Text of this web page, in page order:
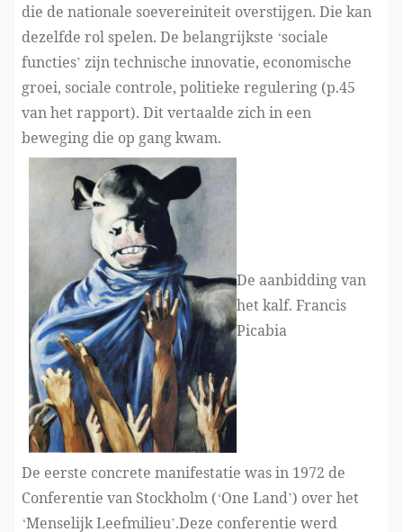
die de nationale soevereiniteit overstijgen. Die kan
dezelfde rol spelen. De belangrijkste ‘sociale
functies’ zijn technische innovatie, economische
groei, sociale controle, politieke regulering (p.45
van het rapport). Dit vertaalde zich in een
beweging die op gang kwam.
De aanbidding van
het kalf. Francis
Picabia
De eerste concrete manifestatie was in 1972 de
Conferentie van Stockholm (‘One Land’) over het
‘Menselijk Leefmilieu’.Deze conferentie werd